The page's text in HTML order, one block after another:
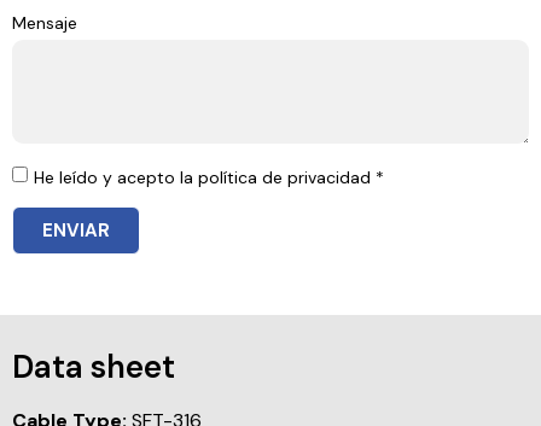
Mensaje
He leído y acepto la política de privacidad *
ENVIAR
Data sheet